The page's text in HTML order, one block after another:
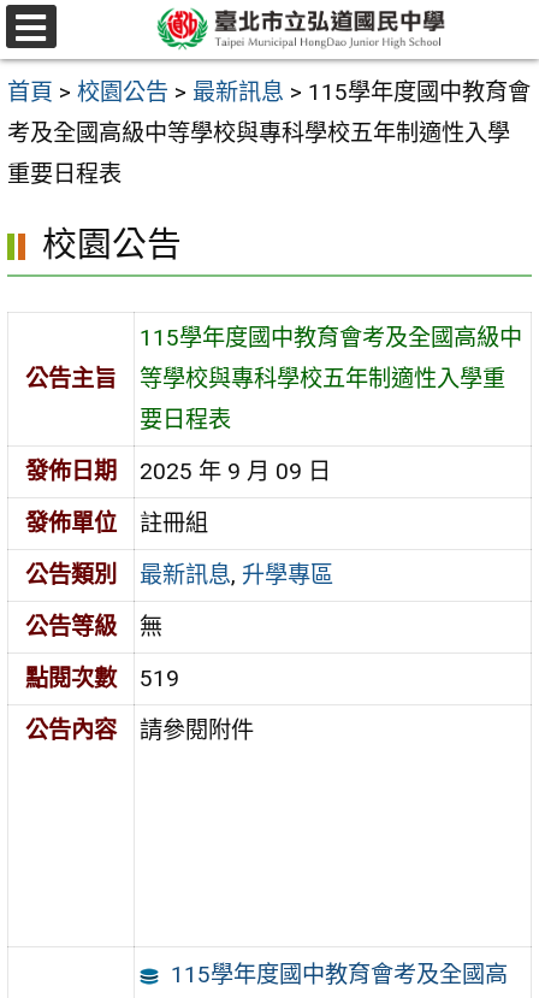
跳
至
主
要
內
區
選
單
首頁 > 校園公告 > 最新訊息 > 115學年度國中教育會
考及全國高級中等學校與專科學校五年制適性入學
重要日程表
校園公告
公告主旨
115學年度國中教育會考及全國高級中
等學校與專科學校五年制適性入學重
要日程表
發佈日期
2025 年 9 月 09 日
發佈單位
註冊組
公告類別
最新訊息, 升學專區
公告等級
無
點閱次數
519
公告內容
請參閱附件
115學年度國中教育會考及全國高